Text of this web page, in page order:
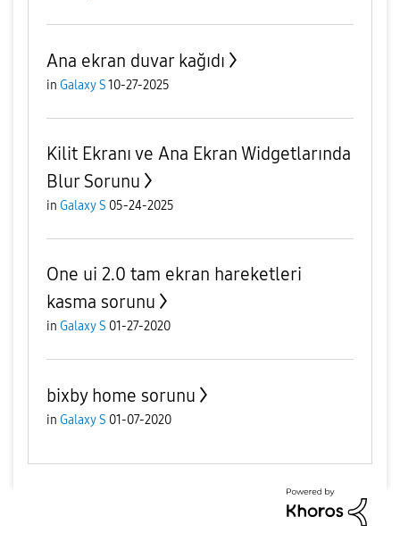
Ana ekran duvar kağıdı
in Galaxy S10-27-2025
Kilit Ekranı ve Ana Ekran Widgetlarında
Blur Sorunu
in Galaxy S 05-24-2025
One ui 2.0 tam ekran hareketleri
kasma sorunu
in Galaxy S 01-27-2020
bixby home sorunu
in Galaxy S 01-07-2020